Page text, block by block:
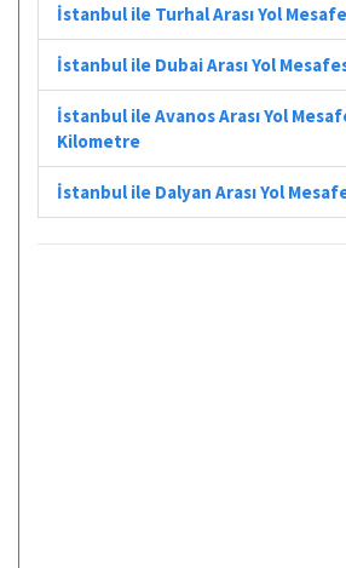
İstanbul ile Turhal Arası Yol
İstanbul ile Dubai Arası Yol
İstanbul ile Avanos Arası Yol
Kilometre
İstanbul ile Dalyan Arası Yol